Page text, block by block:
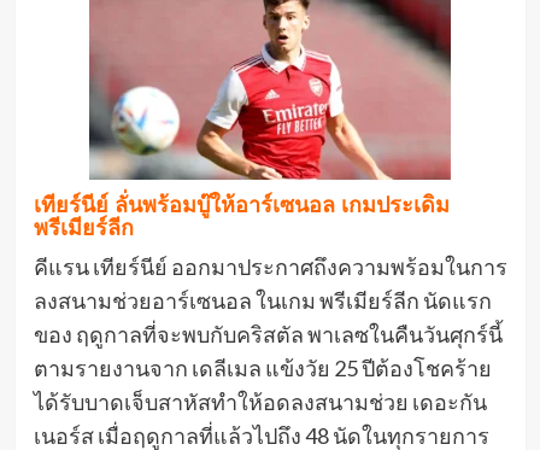
เทียร์นีย์ ลั่นพร้อมบู๊ให้อาร์เซนอล เกมประเดิม
พรีเมียร์ลีก
คีแรน เทียร์นีย์ ออกมาประกาศถึงความพร้อมในการ
ลงสนามช่วยอาร์เซนอล ในเกม พรีเมียร์ลีก นัดแรก
ของ ฤดูกาลที่จะพบกับคริสตัล พาเลซในคืนวันศุกร์นี้
ตามรายงานจาก เดลีเมล แข้งวัย 25 ปีต้องโชคร้าย
ได้รับบาดเจ็บสาหัสทำให้อดลงสนามช่วย เดอะกัน
เนอร์ส เมื่อฤดูกาลที่แล้วไปถึง 48 นัดในทุกรายการ